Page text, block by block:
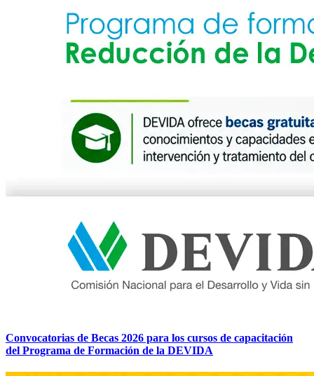
Convocatorias de Becas 2026 para los cursos de capacitación
del Programa de Formación de la DEVIDA